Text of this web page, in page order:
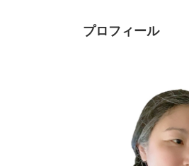
プロフィール